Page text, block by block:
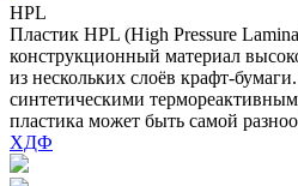
HPL
Пластик HPL (High Pressure
конструкционный материал
из нескольких слоёв крафт-
синтетическими
пластика может быть самой
ХДФ